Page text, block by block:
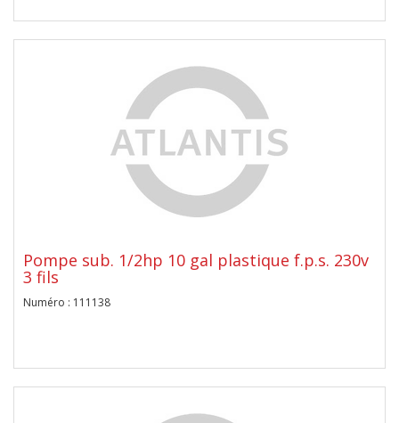
Pompe sub. 1/2hp 10 gal plastique f.p.s. 230v
3 fils
Numéro : 111138